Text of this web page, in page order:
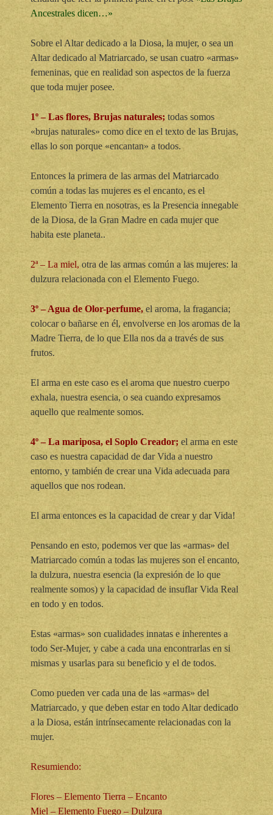
Ancestrales dicen…»
Sobre el Altar dedicado a la Diosa, la mujer, o sea un
Altar dedicado al Matriarcado, se usan cuatro «armas»
femeninas, que en realidad son aspectos de la fuerza
que toda mujer posee.
1º – Las flores, Brujas naturales; todas somos
«brujas naturales» como dice en el texto de las Brujas,
ellas lo son porque «encantan» a todos.
Entonces la primera de las armas del Matriarcado
común a todas las mujeres es el encanto, es el
Elemento Tierra en nosotras, es la Presencia innegable
de la Diosa, de la Gran Madre en cada mujer que
habita este planeta..
2ª – La miel, otra de las armas común a las mujeres: la
dulzura relacionada con el Elemento Fuego.
3º – Agua de Olor-perfume, el aroma, la fragancia;
colocar o bañarse en él, envolverse en los aromas de la
Madre Tierra, de lo que Ella nos da a través de sus
frutos.
El arma en este caso es el aroma que nuestro cuerpo
exhala, nuestra esencia, o sea cuando expresamos
aquello que realmente somos.
4º – La mariposa, el Soplo Creador; el arma en este
caso es nuestra capacidad de dar Vida a nuestro
entorno, y también de crear una Vida adecuada para
aquellos que nos rodean.
El arma entonces es la capacidad de crear y dar Vida!
Pensando en esto, podemos ver que las «armas» del
Matriarcado común a todas las mujeres son el encanto,
la dulzura, nuestra esencia (la expresión de lo que
realmente somos) y la capacidad de insuflar Vida Real
en todo y en todos.
Estas «armas» son cualidades innatas e inherentes a
todo Ser-Mujer, y cabe a cada una encontrarlas en si
mismas y usarlas para su beneficio y el de todos.
Como pueden ver cada una de las «armas» del
Matriarcado, y que deben estar en todo Altar dedicado
a la Diosa, están intrínsecamente relacionadas con la
mujer.
Resumiendo:
Flores – Elemento Tierra – Encanto
Miel – Elemento Fuego – Dulzura